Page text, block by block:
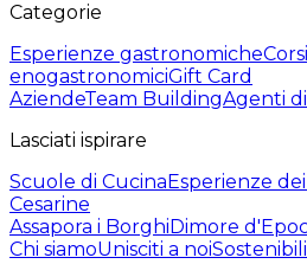
Categorie
Esperienze gastronomiche
enogastronomiciGift Card
AziendeTeam BuildingAgenti
Lasciati ispirare
Scuole di CucinaEsperienze
Cesarine
Assapora i BorghiDimore
Chi siamoUnisciti a noi